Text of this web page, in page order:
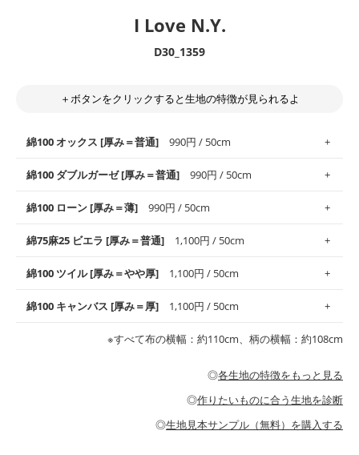
I Love N.Y.
D30_1359
＋ボタンをクリックすると生地の特徴が見られるよ
綿100 オックス [厚み＝普通] 990円 / 50cm
使いやすさNo.1！しなやかさと適度な張りを併せ持ち、通気性の
高さがオックス生地の特徴です。当サイトのオックス生地は、
般にお使いいただけます。
※レッスンバッグ、上履き袋などの通園通学グッズにはツイル生
・布団カバーなどの寝具、カーテン
綿100 ダブルガーゼ [厚み＝普通] 990円 / 50cm
柔らかくふんわりとした肌触りが特徴です。ベビー用品やハンカ
チなど直接肌に触れるアイテムに最適です。高い吸湿性・通気性
す。
・スタイ、おくるみなどのベビーグッズ
・ブラウス、チュニック、ワンピースなどの洋服
・パジャマなどの寝具
綿100 ローン [厚み＝薄] 990円 / 50cm
上質で薄手の平織りの生地です。軽やかさとなめらかな手触りの
良さが魅力。透け感があるので、涼しげなトップスなどに最適で
・ブラウス、シャツ、チュニックなどのトップス
綿75麻25 ビエラ [厚み＝普通] 1,100円 / 50cm
コットン75％リネン25％の当店のビエラ生地は、オックス生地よ
りもふんわりとした柔らかい質感と適度な落ち感を感じられるの
綿100 ツイル [厚み＝やや厚] 1,100円 / 50cm
綾織りの生地です。しっかりとした張りと厚みがありながらも柔
らかいのが特徴です。生地の厚みは中厚手です。1枚でも透け感
・カーテン、エプロン、テーブルクロスなどの暮らしのアイテム
・パンツ、タックスカートなどのボトムス
綿100 キャンバス [厚み＝厚] 1,100円 / 50cm
耐久性があります。トートバッグ・ポーチ・ペンケースなどの布
小物、インテリア用品に向いています。
※すべて布の横幅：約110cm、柄の横幅：約108cm
◎各生地の特徴をもっと見る
◎作りたいものに合う生地を診断
◎生地見本サンプル（無料）を購入する